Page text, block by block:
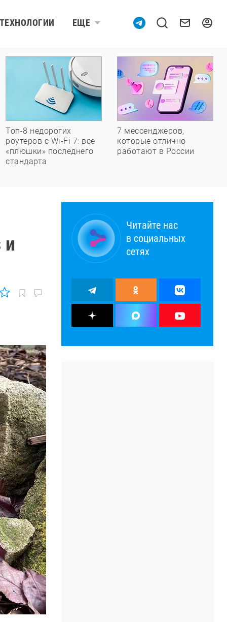
ТЕХНОЛОГИИ ЕЩЕ
Топ-8 недорогих
роутеров с Wi-Fi 7: все
«плюшки» последнего
стандарта
7 мессенджеров,
которые отлично
работают в России
и
Читайте нас
в социальных
сетях